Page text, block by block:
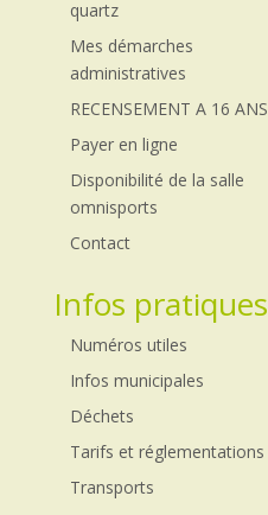
quartz
Mes démarches
administratives
RECENSEMENT A 16 ANS
Payer en ligne
Disponibilité de la salle
omnisports
Contact
Infos pratiques
Numéros utiles
Infos municipales
Déchets
Tarifs et réglementations
Transports